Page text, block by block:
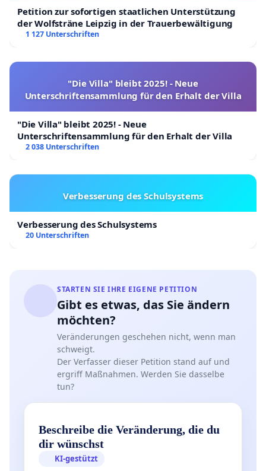
Petition zur sofortigen staatlichen Unterstützung
der Wolfsträne Leipzig in der Trauerbewältigung
1 127 Unterschriften
"Die Villa" bleibt 2025! - Neue
Unterschriftensammlung für den Erhalt der Villa
"Die Villa" bleibt 2025! - Neue
Unterschriftensammlung für den Erhalt der Villa
2 038 Unterschriften
Verbesserung des Schulsystems
Verbesserung des Schulsystems
20 Unterschriften
STARTEN SIE IHRE EIGENE PETITION
Gibt es etwas, das Sie ändern
möchten?
Veränderungen geschehen nicht, wenn man
schweigt.
Der Verfasser dieser Petition stand auf und
ergriff Maßnahmen. Werden Sie dasselbe
tun?
Beschreibe die Veränderung, die du
dir wünschst
KI-gestützt